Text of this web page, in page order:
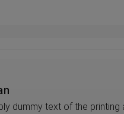
dummy text of the